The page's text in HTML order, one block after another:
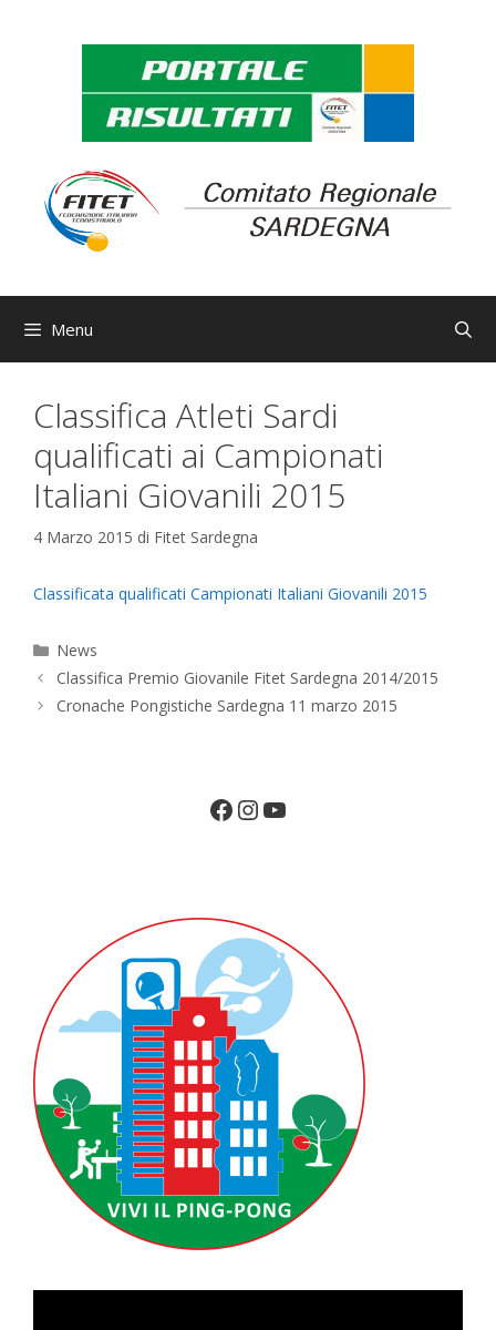
Menu
Classifica Atleti Sardi
qualificati ai Campionati
Italiani Giovanili 2015
4 Marzo 2015 di Fitet Sardegna
Classificata qualificati Campionati Italiani Giovanili 2015
Categorie
News
Classifica Premio Giovanile Fitet Sardegna 2014/2015
Cronache Pongistiche Sardegna 11 marzo 2015
Facebook
Instagram
YouTube